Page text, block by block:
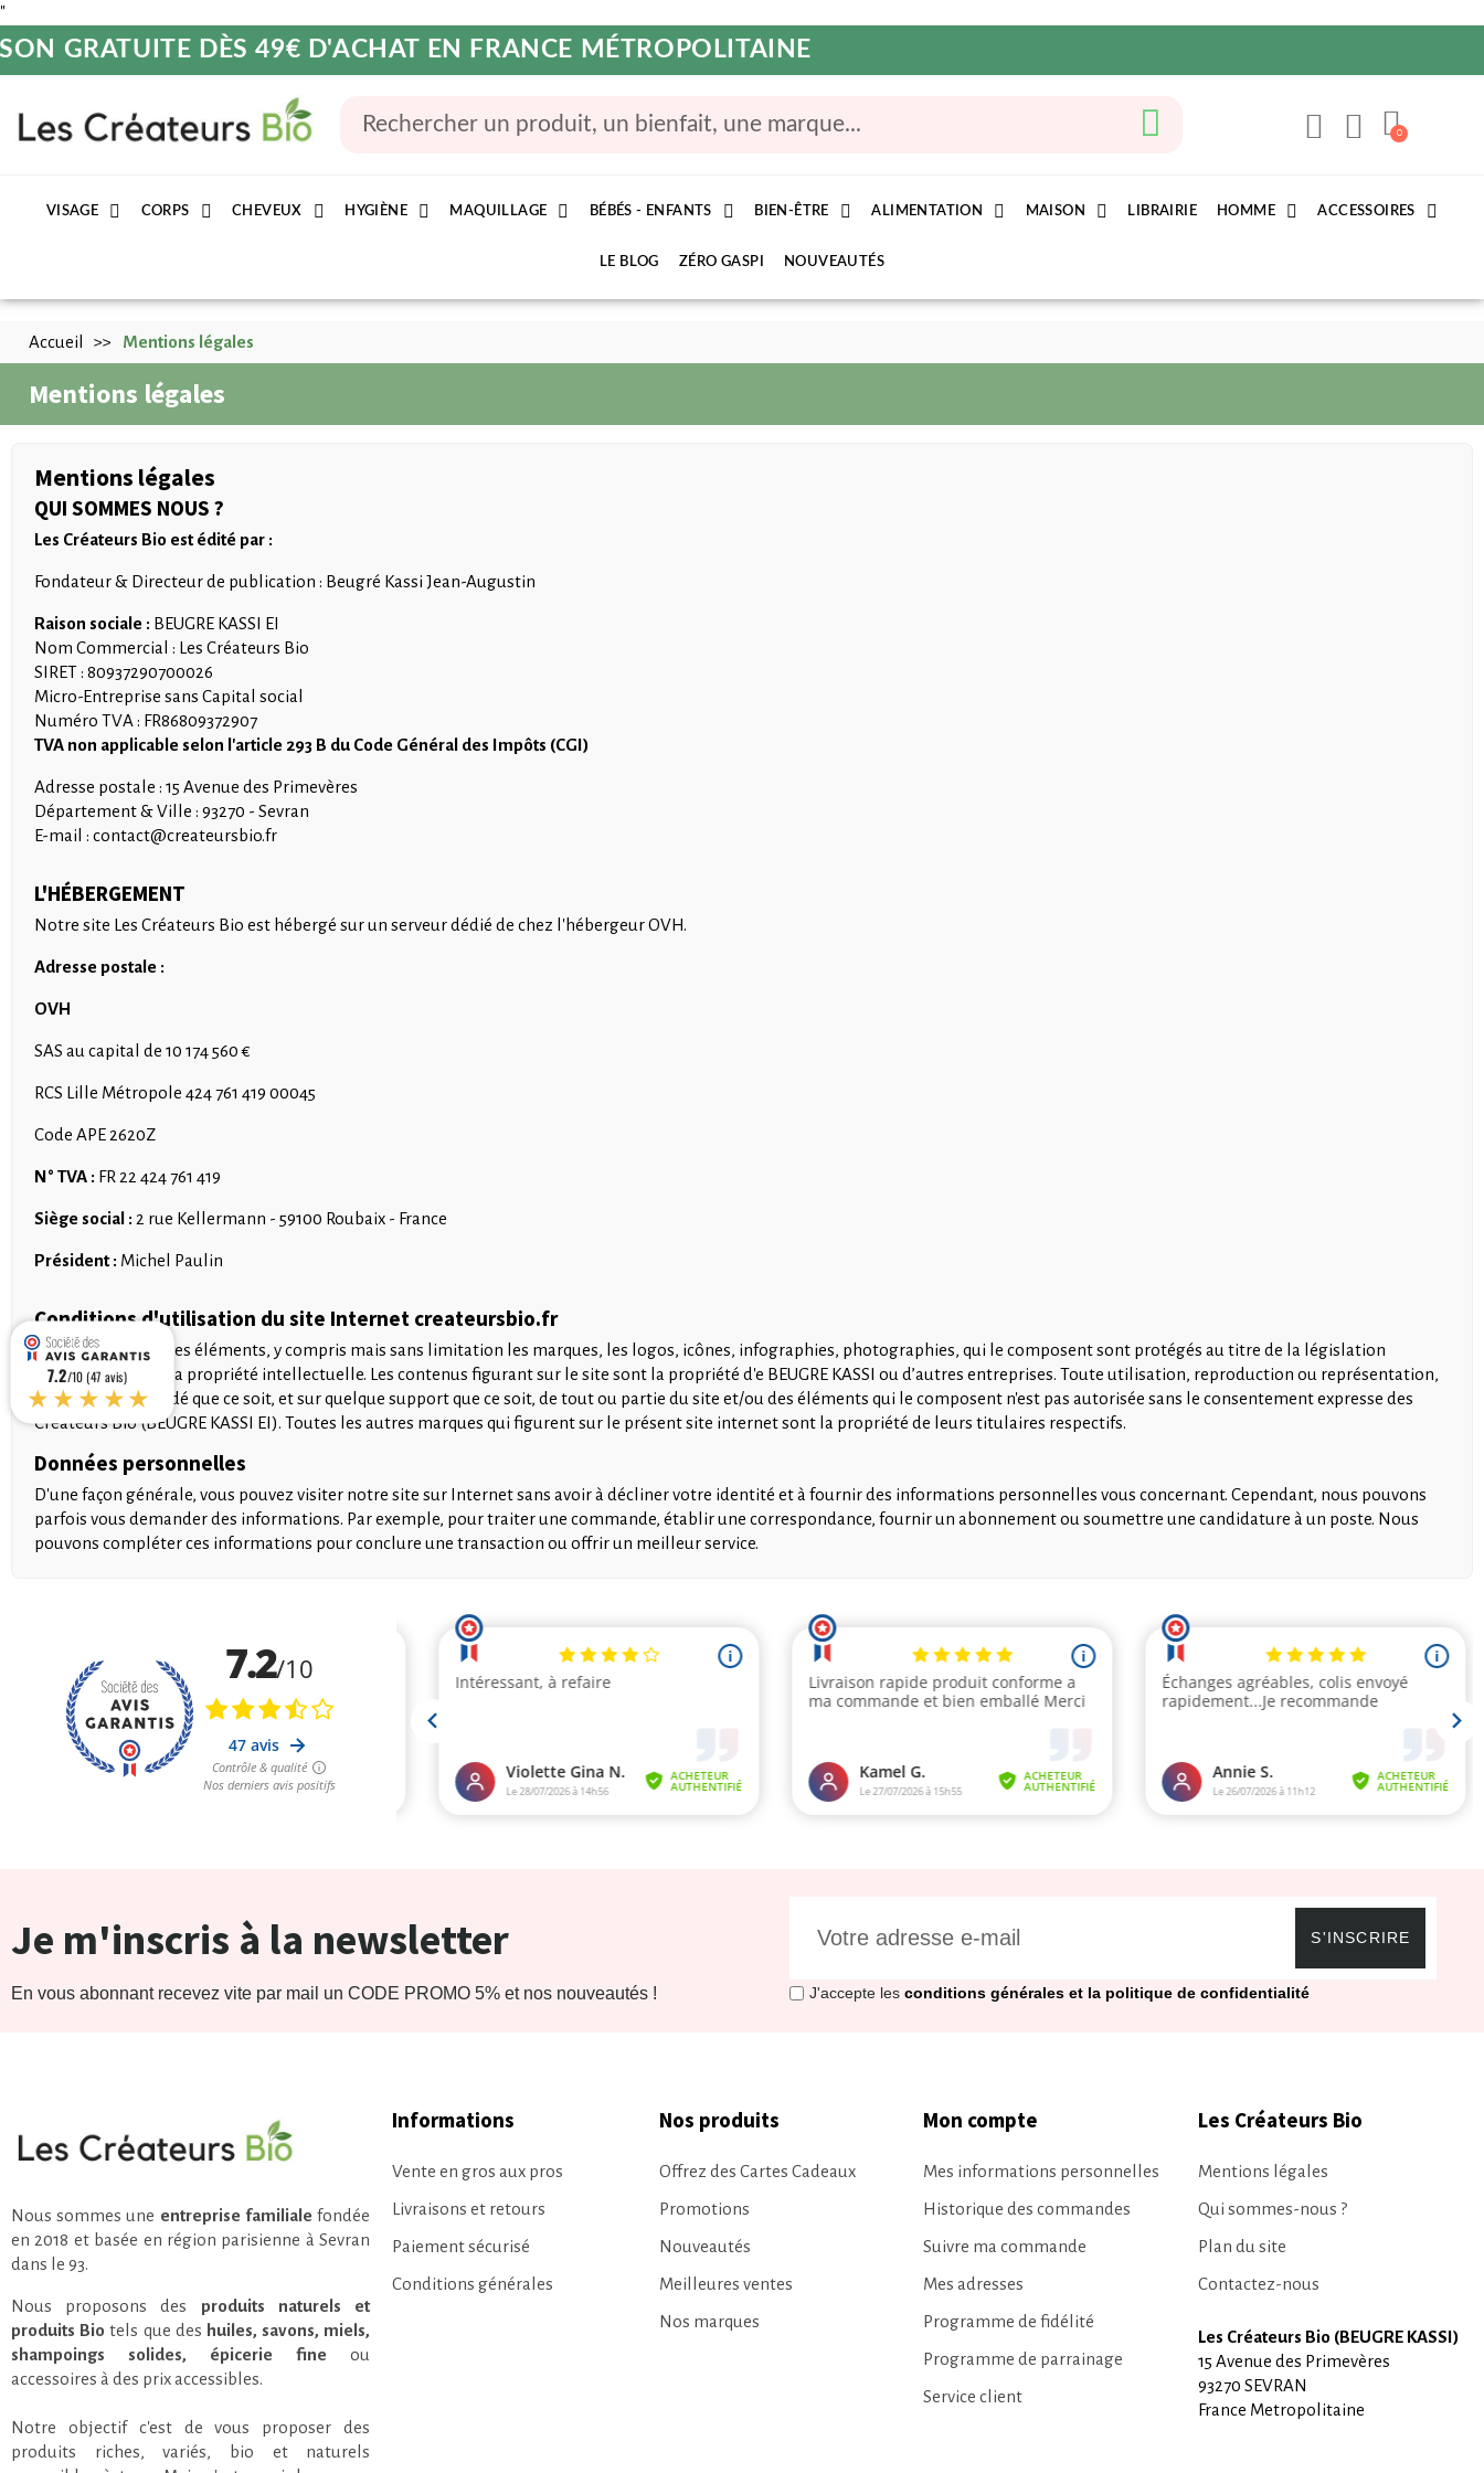
"
GRATUITE DÈS 49€ D'ACHAT EN FRANCE MÉTROPOLITAINE
VISAGE CORPS CHEVEUX HYGIÈNE MAQUILLAGE BÉBÉS - ENFANTS BIEN-ÊTRE ALIMENTATION MAISON LIBRAIRIE HOMME ACCESSOIRES
LE BLOG ZÉRO GASPI NOUVEAUTÉS
Accueil Mentions légales
Mentions légales
Mentions légales
QUI SOMMES NOUS ?
Les Créateurs Bio est édité par :
Fondateur & Directeur de publication : Beugré Kassi Jean-Augustin
Raison sociale : BEUGRE KASSI EI
Nom Commercial : Les Créateurs Bio
SIRET : 80937290700026
Micro-Entreprise sans Capital social
Numéro TVA : FR86809372907
TVA non applicable selon l'article 293 B du Code Général des Impôts (CGI)
Adresse postale : 15 Avenue des Primevères
Département & Ville : 93270 - Sevran
E-mail : contact@createursbio.fr
L'HÉBERGEMENT
Notre site Les Créateurs Bio est hébergé sur un serveur dédié de chez l'hébergeur OVH.
Adresse postale :
OVH
SAS au capital de 10 174 560 €
RCS Lille Métropole 424 761 419 00045
Code APE 2620Z
N° TVA : FR 22 424 761 419
Siège social : 2 rue Kellermann - 59100 Roubaix - France
Président : Michel Paulin
Conditions d'utilisation du site Internet createursbio.fr
Le site et chacun des éléments, y compris mais sans limitation les marques, les logos, icônes, infographies, photographies, qui le composent sont protégés au titre de la législation
internationale de la propriété intellectuelle. Les contenus figurant sur le site sont la propriété d'e BEUGRE KASSI ou d’autres entreprises. Toute utilisation, reproduction ou représentation,
par quelque procédé que ce soit, et sur quelque support que ce soit, de tout ou partie du site et/ou des éléments qui le composent n'est pas autorisée sans le consentement expresse des
Créateurs Bio (BEUGRE KASSI EI). Toutes les autres marques qui figurent sur le présent site internet sont la propriété de leurs titulaires respectifs.
Données personnelles
D'une façon générale, vous pouvez visiter notre site sur Internet sans avoir à décliner votre identité et à fournir des informations personnelles vous concernant. Cependant, nous pouvons
parfois vous demander des informations. Par exemple, pour traiter une commande, établir une correspondance, fournir un abonnement ou soumettre une candidature à un poste. Nous
pouvons compléter ces informations pour conclure une transaction ou offrir un meilleur service.
Je m'inscris à la newsletter
En vous abonnant recevez vite par mail un CODE PROMO 5% et nos nouveautés !
S'INSCRIRE
J'accepte les conditions générales et la politique de confidentialité
Nous sommes une entreprise familiale fondée
en 2018 et basée en région parisienne à Sevran
dans le 93.
Nous proposons des produits naturels et
produits Bio tels que des huiles, savons, miels,
shampoings solides, épicerie fine ou
accessoires à des prix accessibles.
Notre objectif c'est de vous proposer des
produits riches, variés, bio et naturels
Informations
Vente en gros aux pros
Livraisons et retours
Paiement sécurisé
Conditions générales
Nos produits
Offrez des Cartes Cadeaux
Promotions
Nouveautés
Meilleures ventes
Nos marques
Mon compte
Mes informations personnelles
Historique des commandes
Suivre ma commande
Mes adresses
Programme de fidélité
Programme de parrainage
Service client
Les Créateurs Bio
Mentions légales
Qui sommes-nous ?
Plan du site
Contactez-nous
Les Créateurs Bio (BEUGRE KASSI)
15 Avenue des Primevères
93270 SEVRAN
France Metropolitaine
7.2/10 (47 avis)
★★★★★